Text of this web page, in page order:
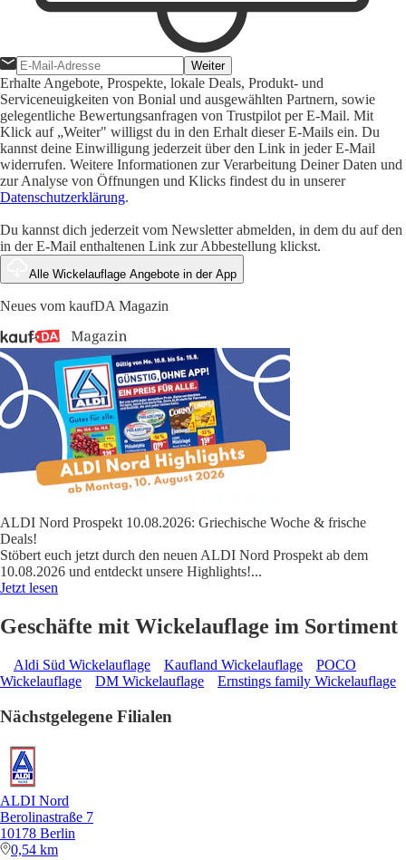
Weiter
Erhalte Angebote, Prospekte, lokale Deals, Produkt- und
Serviceneuigkeiten von Bonial und ausgewählten Partnern, sowie
gelegentliche Bewertungsanfragen von Trustpilot per E-Mail. Mit
Klick auf „Weiter" willigst du in den Erhalt dieser E-Mails ein. Du
kannst deine Einwilligung jederzeit über den Link in jeder E-Mail
widerrufen. Weitere Informationen zur Verarbeitung Deiner Daten und
zur Analyse von Öffnungen und Klicks findest du in unserer
Datenschutzerklärung.
Du kannst dich jederzeit vom Newsletter abmelden, in dem du auf den
in der E-Mail enthaltenen Link zur Abbestellung klickst.
Alle Wickelauflage Angebote in der App
Neues vom kaufDA Magazin
ALDI Nord Prospekt 10.08.2026: Griechische Woche & frische
Deals!
Stöbert euch jetzt durch den neuen ALDI Nord Prospekt ab dem
10.08.2026 und entdeckt unsere Highlights!...
Jetzt lesen
Geschäfte mit Wickelauflage im Sortiment
Aldi Süd Wickelauflage Kaufland Wickelauflage
POCO
Wickelauflage
DM Wickelauflage Ernstings family Wickelauflage
Nächstgelegene Filialen
ALDI Nord
Berolinastraße 7
10178 Berlin
0,54 km